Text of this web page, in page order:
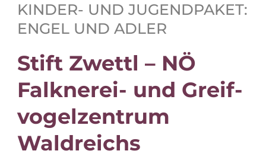
KIN­DER- UND JU­GEND­PA­KET:
EN­GEL UND ADLER
Stift Zwettl – NÖ
Falk­ne­rei- und Greif­
vo­gel­zen­trum
Waldreichs